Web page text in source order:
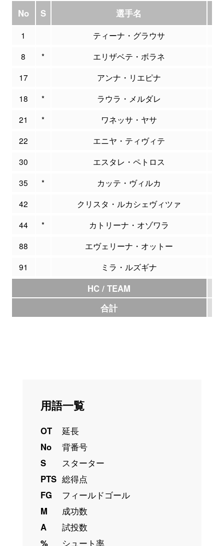
No S 選手名
1 ティーナ・グラウサ
8
* エリザベテ・ボラネ
17
アンナ・リエピナ
18
* ラウラ・メルダレ
21
* ワネッサ・ヤサ
22
エニヤ・ティヴィテ
30
エスタレ・ペトロス
35
* カッテ・ヴィルカ
42
クリスタ・ルカシェヴィツァ
44
* カトリーナ・オゾワラ
88
エヴェリーナ・オットー
91
ミラ・ルズギナ
HC / TEAM
合計
用語一覧
OT
延長
No
背番号
S
スターター
PTS 総得点
FG
フィールドゴール
M
成功数
A
試投数
%
シュート率